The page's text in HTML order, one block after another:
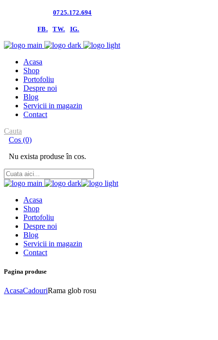
0725.172.694
FB. TW. IG.
Acasa
Shop
Portofoliu
Despre noi
Blog
Servicii in magazin
Contact
Cauta
Cos (0)
Nu exista produse în cos.
Acasa
Shop
Portofoliu
Despre noi
Blog
Servicii in magazin
Contact
Pagina produse
AcasaCadouriRama glob rosu